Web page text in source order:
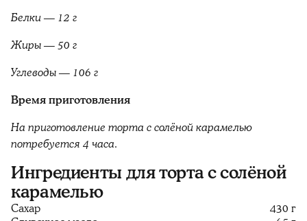
Белки — 12 г
Жиры — 50 г
Углеводы — 106 г
Время приготовления
На приготовление торта с солёной карамелью
потребуется 4 часа.
Ингредиенты для торта с солёной
карамелью
Сахар
430 г